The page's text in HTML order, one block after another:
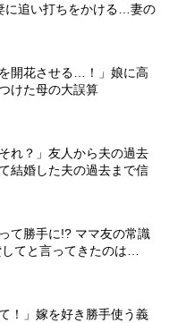
に追い打ちをかける…妻の
開花させる…！」娘に高
けた母の大誤算
れ？」友人から夫の過去
結婚した夫の過去まで信
て勝手に!? ママ友の常識
てと言ってきたのは…
！」嫁を好き勝手使う義